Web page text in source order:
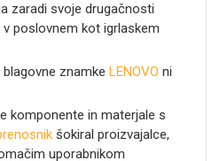
zaradi svoje drugačnosti
poslovnem kot igrlaskem
blagovne znamke LENOVO ni
komponente in materjale s
šokiral proizvajalce,
uporabnikom